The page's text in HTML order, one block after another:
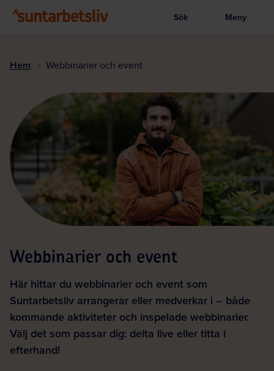
huvudinnehållet
Visa sökruta
Sök Meny
Hem Webbinarier och event
Webbinarier och event
Här hittar du webbinarier och event som
Suntarbetsliv arrangerar eller medverkar i – både
kommande aktiviteter och inspelade webbinarier.
Välj det som passar dig: delta live eller titta i
efterhand!